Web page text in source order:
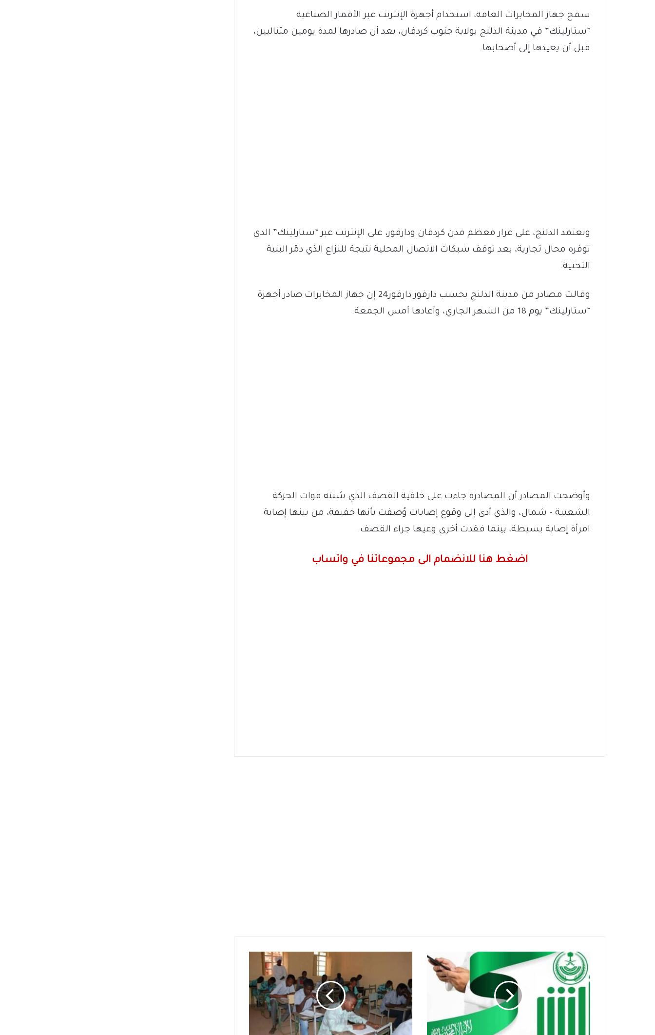
سمح جهاز المخابرات العامة، استخدام أجهزة الإنترنت عبر الأقمار الصناعية
“ستارلينك” في مدينة الدلنج بولاية جنوب كردفان، بعد أن صادرها لمدة يومين متتاليين،
قبل أن يعيدها إلى أصحابها.
وتعتمد الدلنج، على غرار معظم مدن كردفان ودارفور، على الإنترنت عبر “ستارلينك” الذي
توفره محال تجارية، بعد توقف شبكات الاتصال المحلية نتيجة للنزاع الذي دمّر البنية
التحتية.
وقالت مصادر من مدينة الدلنج بحسب دارفور دارفور24 إن جهاز المخابرات صادر أجهزة
“ستارلينك” يوم 18 من الشهر الجاري، وأعادها أمس الجمعة.
وأوضحت المصادر أن المصادرة جاءت على خلفية القصف الذي شنته قوات الحركة
الشعبية – شمال، والذي أدى إلى وقوع إصابات وُصفت بأنها خفيفة، من بينها إصابة
امرأة إصابة بسيطة، بينما فقدت أخرى وعيها جراء القصف.
اضغط هنا للانضمام الى مجموعاتنا في واتساب
تحديث
جواز
المقيمين
إلكترونيًا
شرارة
التعليم
من
خارج
سيطرة